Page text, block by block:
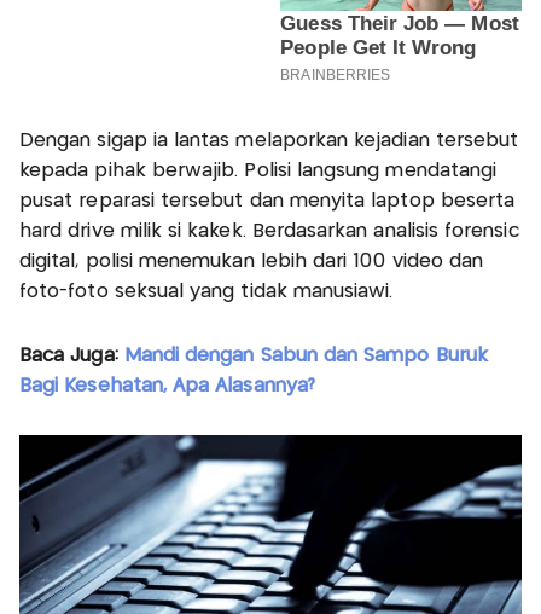
Dengan sigap ia lantas melaporkan kejadian tersebut
kepada pihak berwajib. Polisi langsung mendatangi
pusat reparasi tersebut dan menyita laptop beserta
hard drive milik si kakek. Berdasarkan analisis forensic
digital, polisi menemukan lebih dari 100 video dan
foto-foto seksual yang tidak manusiawi.
Baca Juga: Mandi dengan Sabun dan Sampo Buruk
Bagi Kesehatan, Apa Alasannya?